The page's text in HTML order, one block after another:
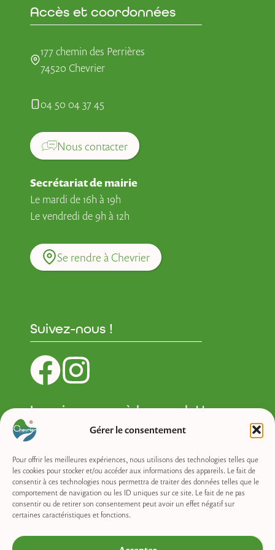
Gérer le consentement
Pour offrir les meilleures expériences, nous utilisons des technologies telles que
les cookies pour stocker et/ou accéder aux informations des appareils. Le fait de
consentir à ces technologies nous permettra de traiter des données telles que le
comportement de navigation ou les ID uniques sur ce site. Le fait de ne pas
consentir ou de retirer son consentement peut avoir un effet négatif sur
certaines caractéristiques et fonctions.
Accès et coordonnées
177 chemin des Perrières
74520 Chevrier
04 50 04 37 45
Nous contacter
Secrétariat de mairie
Le mardi de 16h à 19h
Le vendredi de 9h à 12h
Se rendre à Chevrier
Suivez-nous !
Inscrivez-vous à la newsletter :
Newsletter
Accueil Actualités
Contact
Plan du site Mentions Légales